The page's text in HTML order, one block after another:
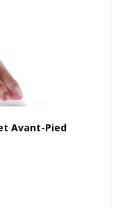
Avant-Pied